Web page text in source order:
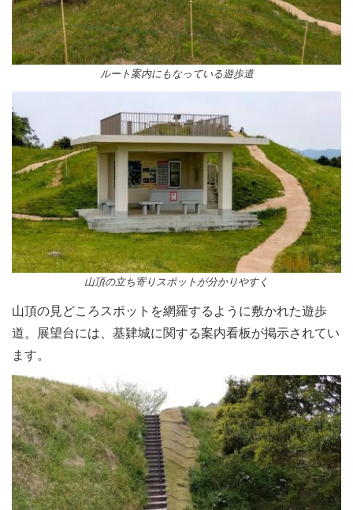
ルート案内にもなっている遊歩道
山頂の立ち寄りスポットが分かりやすく
山頂の見どころスポットを網羅するように敷かれた遊歩
道。展望台には、基肄城に関する案内看板が掲示されてい
ます。